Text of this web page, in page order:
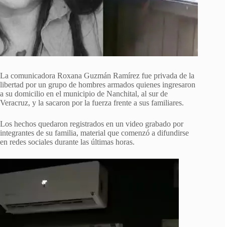
La comunicadora Roxana Guzmán Ramírez fue privada de la
libertad por un grupo de hombres armados quienes ingresaron
a su domicilio en el municipio de Nanchital, al sur de
Veracruz, y la sacaron por la fuerza frente a sus familiares.
Los hechos quedaron registrados en un video grabado por
integrantes de su familia, material que comenzó a difundirse
en redes sociales durante las últimas horas.
de